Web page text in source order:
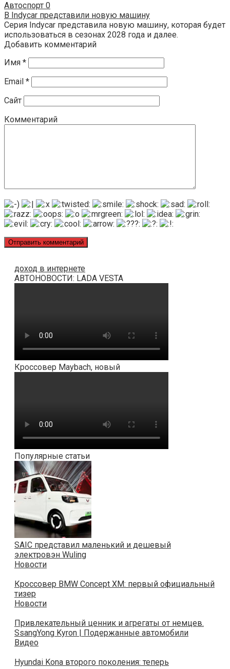
Автоспорт 0
В Indycar представили новую машину
Серия Indycar представила новую машину, которая будет
использоваться в сезонах 2028 года и далее.
Добавить комментарий
Имя *
Email *
Сайт
Комментарий
доход в интернете
АВТОНОВОСТИ: LADA VESTA
Кроссовер Maybach, новый
Популярные статьи
SAIC представил маленький и дешевый
электровэн Wuling
Новости
Кроссовер BMW Concept XM: первый официальный
тизер
Новости
Привлекательный ценник и агрегаты от немцев.
SsangYong Kyron | Подержанные автомобили
Видео
Hyundai Kona второго поколения: теперь